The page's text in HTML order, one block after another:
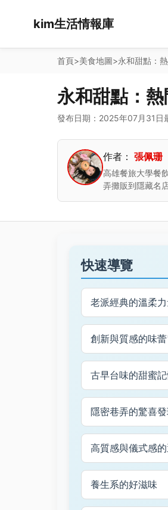
kim生活情報庫
首頁>美食地圖>永和甜點：
永和甜點：
發布日期：2025年07月31日
作者： 張佩珊
高雄餐旅大學餐
弄攤販到隱藏名
快速導覽
老派經典的溫柔
創新與質感的味
古早台味的甜蜜
隱密巷弄的驚喜
高質感與儀式感
養生系的好滋味